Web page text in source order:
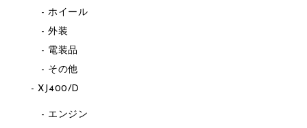
ホイール
外装
電装品
その他
XJ400/D
エンジン